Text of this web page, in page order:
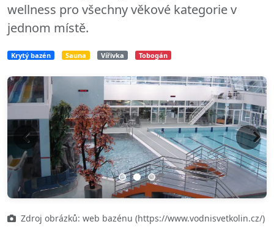
wellness pro všechny věkové kategorie v
jednom místě.
Krytý bazén Sauna Vířivka Tobogán
Previous Next
Zdroj obrázků: web bazénu (https://www.vodnisvetkolin.cz/)